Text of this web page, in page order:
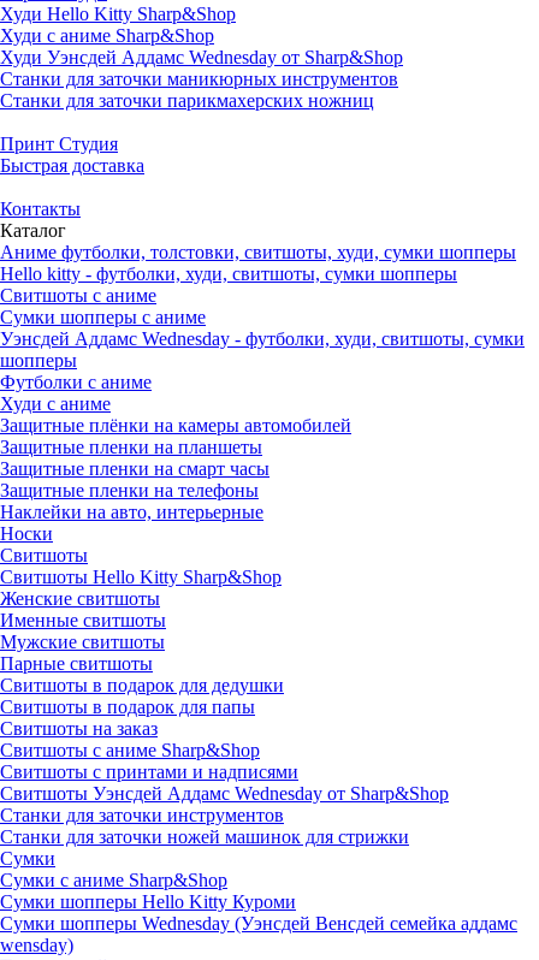
Худи Hello Kitty Sharp&Shop
Худи с аниме Sharp&Shop
Худи Уэнсдей Аддамс Wednesday от Sharp&Shop
Станки для заточки маникюрных инструментов
Станки для заточки парикмахерских ножниц
Принт Студия
Быстрая доставка
Контакты
Каталог
Аниме футболки, толстовки, свитшоты, худи, сумки шопперы
Hello kitty - футболки, худи, свитшоты, сумки шопперы
Свитшоты с аниме
Сумки шопперы с аниме
Уэнсдей Аддамс Wednesday - футболки, худи, свитшоты, сумки
шопперы
Футболки с аниме
Худи с аниме
Защитные плёнки на камеры автомобилей
Защитные пленки на планшеты
Защитные пленки на смарт часы
Защитные пленки на телефоны
Наклейки на авто, интерьерные
Носки
Свитшоты
Cвитшоты Hello Kitty Sharp&Shop
Женские свитшоты
Именные свитшоты
Мужские свитшоты
Парные свитшоты
Свитшоты в подарок для дедушки
Свитшоты в подарок для папы
Свитшоты на заказ
Свитшоты с аниме Sharp&Shop
Свитшоты с принтами и надписями
Свитшоты Уэнсдей Аддамс Wednesday от Sharp&Shop
Станки для заточки инструментов
Станки для заточки ножей машинок для стрижки
Сумки
Сумки с аниме Sharp&Shop
Сумки шопперы Hello Kitty Куроми
Сумки шопперы Wednesday (Уэнсдей Венсдей семейка аддамс
wensday)